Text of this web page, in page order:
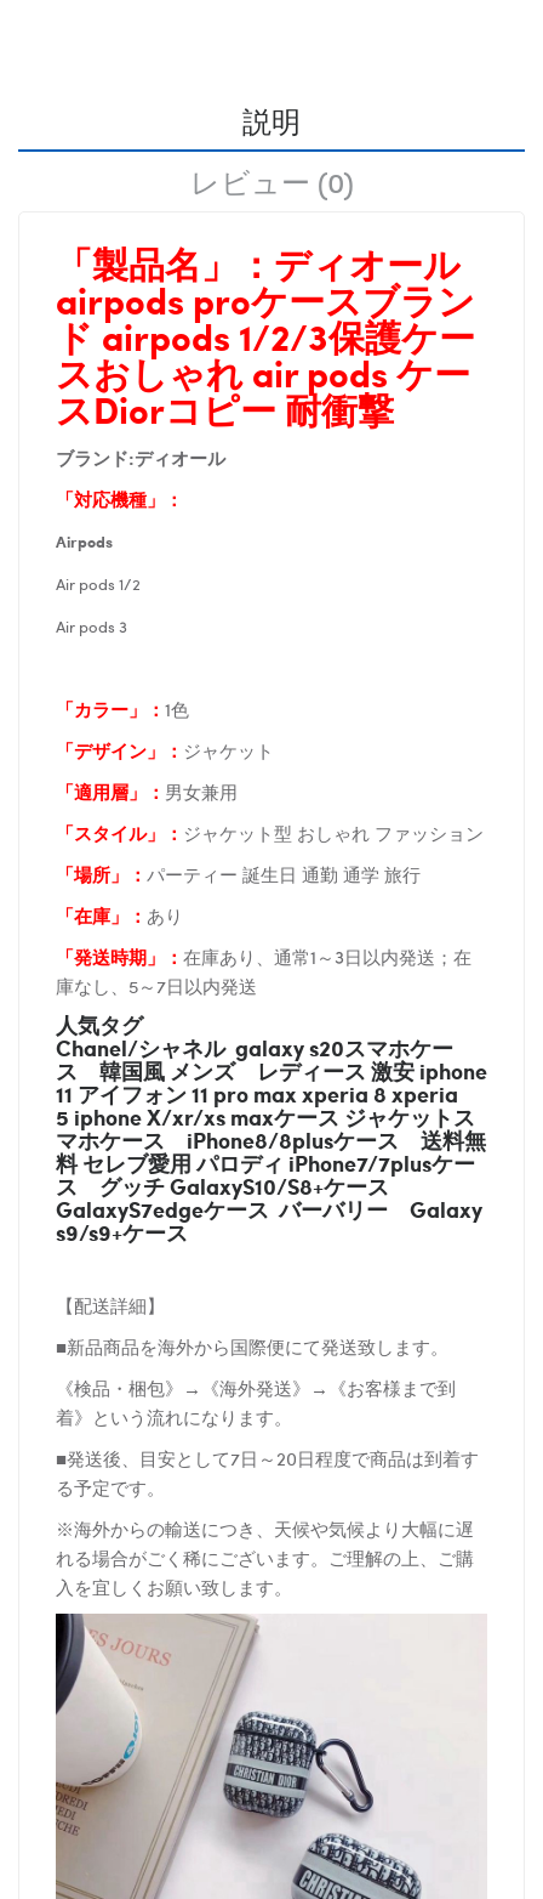
説明
レビュー (0)
「製品名」： ディオール
airpods proケースブラン
ド airpods 1/2/3保護ケー
スおしゃれ air pods ケー
スDiorコピー 耐衝撃
ブランド:ディオール
「対応機種」：
Airpods
Air pods 1/2
Air pods 3
「カラー」： 1色
「デザイン」
： ジャケット
「適用層」： 男女兼用
「スタイル」： ジャケット型 おしゃれ ファッション
「場所 」： パーティー 誕生日 通勤 通学 旅行
「在庫 」： あり
「発送時期 」： 在庫あり、通常1～3日以内発送；在
庫なし、5～7日以内発送
人気タグ
Chanel/シャネル galaxy s20スマホケー
ス 韓国風 メンズ レディース 激安 iphone
11 アイフォン 11 pro max xperia 8 xperia
5 iphone X/xr/xs maxケース ジャケットス
マホケース iPhone8/8plusケース 送料無
料 セレブ愛用 パロディ iPhone7/7plusケー
ス グッチGalaxyS10/S8+ケース
GalaxyS7edgeケース バーバリー Galaxy
s9/s9+ケース
【配送詳細】
■新品商品を海外から国際便にて発送致します。
《検品・梱包》→《海外発送》→《お客様まで到
着》という流れになります。
■発送後、目安として7日～20日程度で商品は到着す
る予定です。
※海外からの輸送につき、天候や気候より大幅に遅
れる場合がごく稀にございます。ご理解の上、ご購
入を宜しくお願い致します。